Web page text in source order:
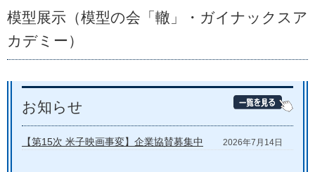
模型展示（模型の会「轍」・ガイナックスア
カデミー）
お知らせ
【第15次 米子映画事変】企業協賛募集中 2026年7月14日